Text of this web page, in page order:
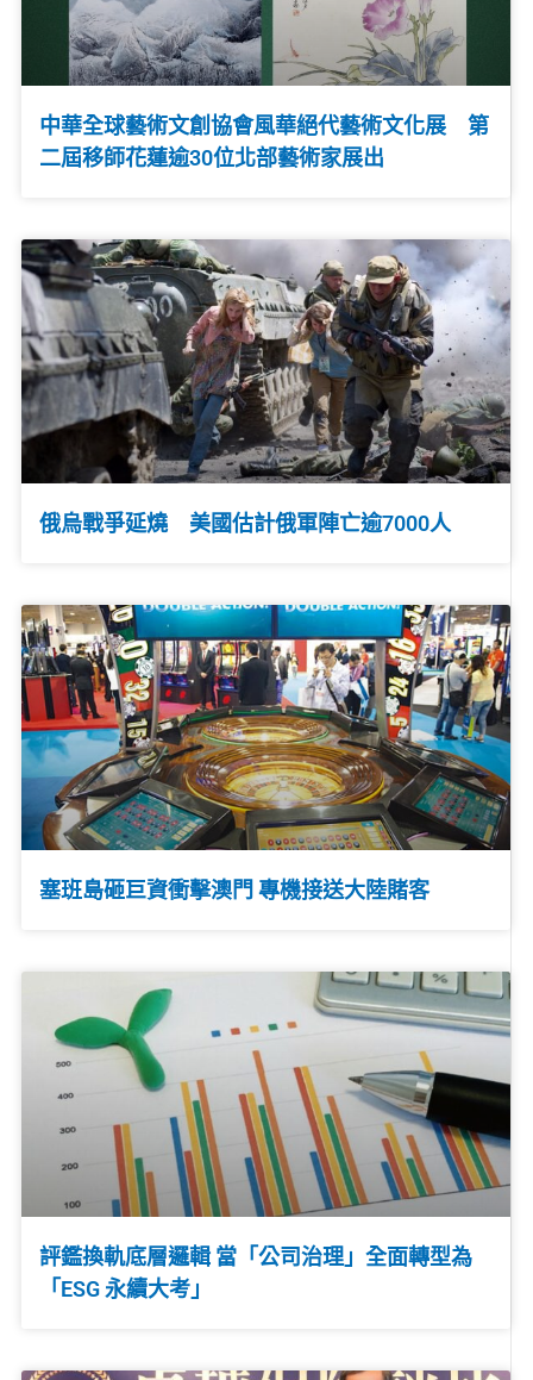
中華全球藝術文創協會風華絕代藝術文化展 第
二屆移師花蓮逾30位北部藝術家展出
俄烏戰爭延燒 美國估計俄軍陣亡逾7000人
塞班島砸巨資衝擊澳門 專機接送大陸賭客
評鑑換軌底層邏輯 當「公司治理」全面轉型為
「ESG 永續大考」